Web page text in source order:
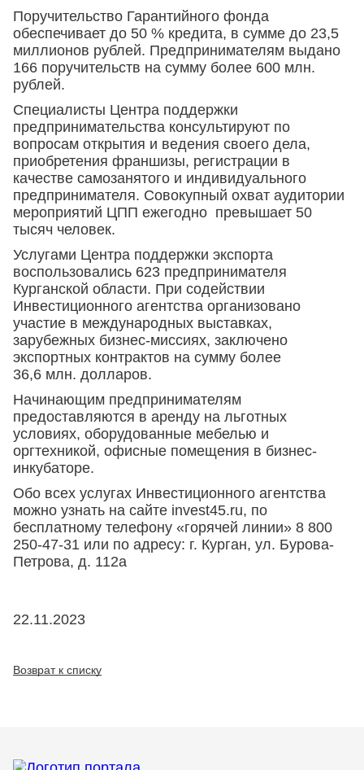
Поручительство Гарантийного фонда
обеспечивает до 50 % кредита, в сумме до 23,5
миллионов рублей. Предпринимателям выдано
166 поручительств на сумму более 600 млн.
рублей.
Специалисты Центра поддержки
предпринимательства консультируют по
вопросам открытия и ведения своего дела,
приобретения франшизы, регистрации в
качестве самозанятого и индивидуального
предпринимателя. Совокупный охват аудитории
мероприятий ЦПП ежегодно превышает 50
тысяч человек.
Услугами Центра поддержки экспорта
воспользовались 623 предпринимателя
Курганской области. При содействии
Инвестиционного агентства организовано
участие в международных выставках,
зарубежных бизнес-миссиях, заключено
экспортных контрактов на сумму более
36,6 млн. долларов.
Начинающим предпринимателям
предоставляются в аренду на льготных
условиях, оборудованные мебелью и
оргтехникой, офисные помещения в бизнес-
инкубаторе.
Обо всех услугах Инвестиционного агентства
можно узнать на сайте invest45.ru, по
бесплатному телефону «горячей линии» 8 800
250-47-31 или по адресу: г. Курган, ул. Бурова-
Петрова, д. 112а
22.11.2023
Возврат к списку